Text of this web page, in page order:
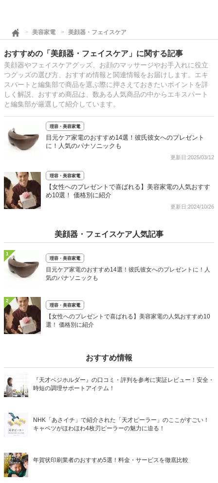
美容家電 美顔器・フェイスケア
おすすめの「美顔器・フェイスケア」に関する記事
美顔器やフェイスケアグッズ、お顔のマッサージやお手入れに役立
つグッズの選び方、おすすめ情報と関連情報をお届けします。エキ
スパートと編集部で商品を選ぶ際に押さえておきたいポイントを詳
しく解説、おすすめ商品は、数ある人気商品の中からエキスパート
と編集部が厳選して紹介しています。
理容・美容家電
目元ケア家電のおすすめ14選！彼氏彼女へのプレゼント
に！人気のパナソニックも
更新日:2025/03/12
理容・美容家電
【女性へのプレゼントで喜ばれる】美容家電の人気おすす
め10選！ 価格別に紹介
更新日:2024/10/26
美顔器・フェイスケア人気記事
1
理容・美容家電
目元ケア家電のおすすめ14選！彼氏彼女へのプレゼントに！人
気のパナソニックも
2
理容・美容家電
【女性へのプレゼントで喜ばれる】美容家電の人気おすすめ10
選！ 価格別に紹介
おすすめ情報
『天才ベジホルダー』の口コミ・評判を参考に実証レビュー！安全・
時短の調理サポートアイテム！
NHK「あさイチ」で紹介された「天才ピーラー」のここがすごい！
キャベツがほわほわ4枚刃ピーラーの魅力に迫る！
年賀状印刷業者のおすすめ5選！料金・サービスを徹底比較